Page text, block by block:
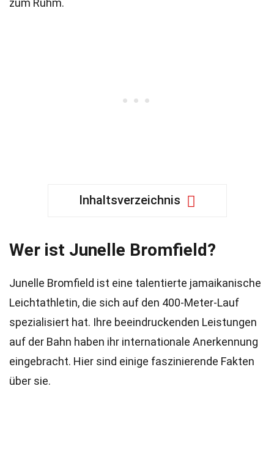
zum Ruhm.
Inhaltsverzeichnis
Wer ist Junelle Bromfield?
Junelle Bromfield ist eine talentierte jamaikanische
Leichtathletin, die sich auf den 400-Meter-Lauf
spezialisiert hat. Ihre beeindruckenden Leistungen
auf der Bahn haben ihr internationale Anerkennung
eingebracht. Hier sind einige faszinierende Fakten
über sie.